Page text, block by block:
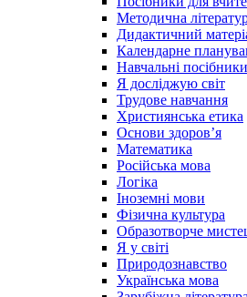
Методична
Дидактичний
Календарне
Навчальні
Я досліджую світ
Трудове навчання
Християнська етика
Основи здоров’я
Математика
Російська мова
Логіка
Іноземні мови
Фізична культура
Образотворче
Я у світі
Природознавство
Українська мова